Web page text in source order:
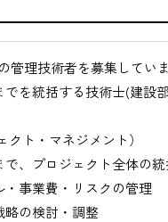
さい。
＞
管理技術者を募集していま
でを統括する技術士(建設
クト・マネジメント）
、プロジェクト全体の統
・事業費・リスクの管理
略の検討・調整